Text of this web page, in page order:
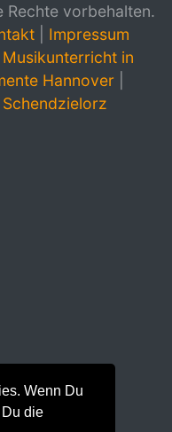
Wenn Du
die
vorbehalten.
Impressum
Musikunterricht in
Hannover